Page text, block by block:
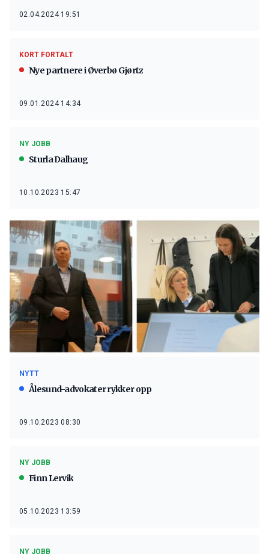
02.04.2024 19:51
KORT FORTALT
Nye partnere i Øverbø Gjørtz
09.01.2024 14:34
NY JOBB
Sturla Dalhaug
10.10.2023 15:47
NYTT
Ålesund-advokater rykker opp
09.10.2023 08:30
NY JOBB
Finn Lervik
05.10.2023 13:59
NY JOBB